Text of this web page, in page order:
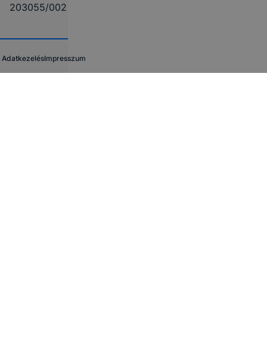
203055/002
AdatkezelésImpresszum